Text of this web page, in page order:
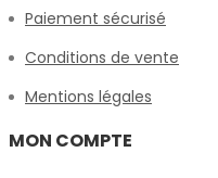
Paiement sécurisé
Conditions de vente
Mentions légales
MON COMPTE